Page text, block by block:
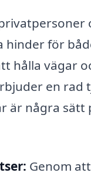
hinder för
hålla vägar
en rad
är några sätt
Genom